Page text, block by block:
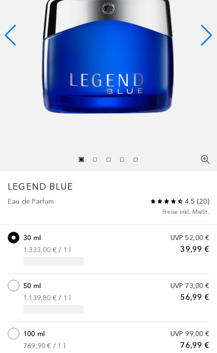
LEGEND BLUE
Eau de Parfum 4.5 (20)
Preise inkl. MwSt.
UVP 52,00 €
39,99 €
30 ml
1.333,00 € / 1
UVP 73,00 €
56,99 €
50 ml
1.139,80 € / 1
UVP 99,00 €
76,99 €
100 ml
769,90 € / 1